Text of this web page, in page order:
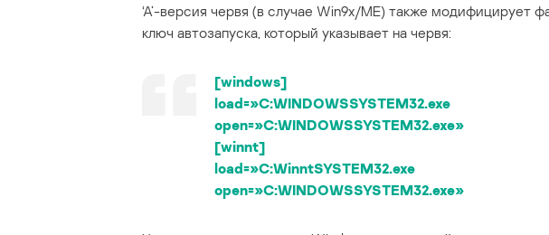
‘А’-версия червя (в случае Win9x/ME) также модифицирует
ключ автозапуска, который указывает на червя:
[windows]
load=»C:WINDOWSSYSTEM32.exe
open=»C:WINDOWSSYSTEM32.exe»
[winnt]
load=»C:WinntSYSTEM32.exe
open=»C:WINDOWSSYSTEM32.exe»